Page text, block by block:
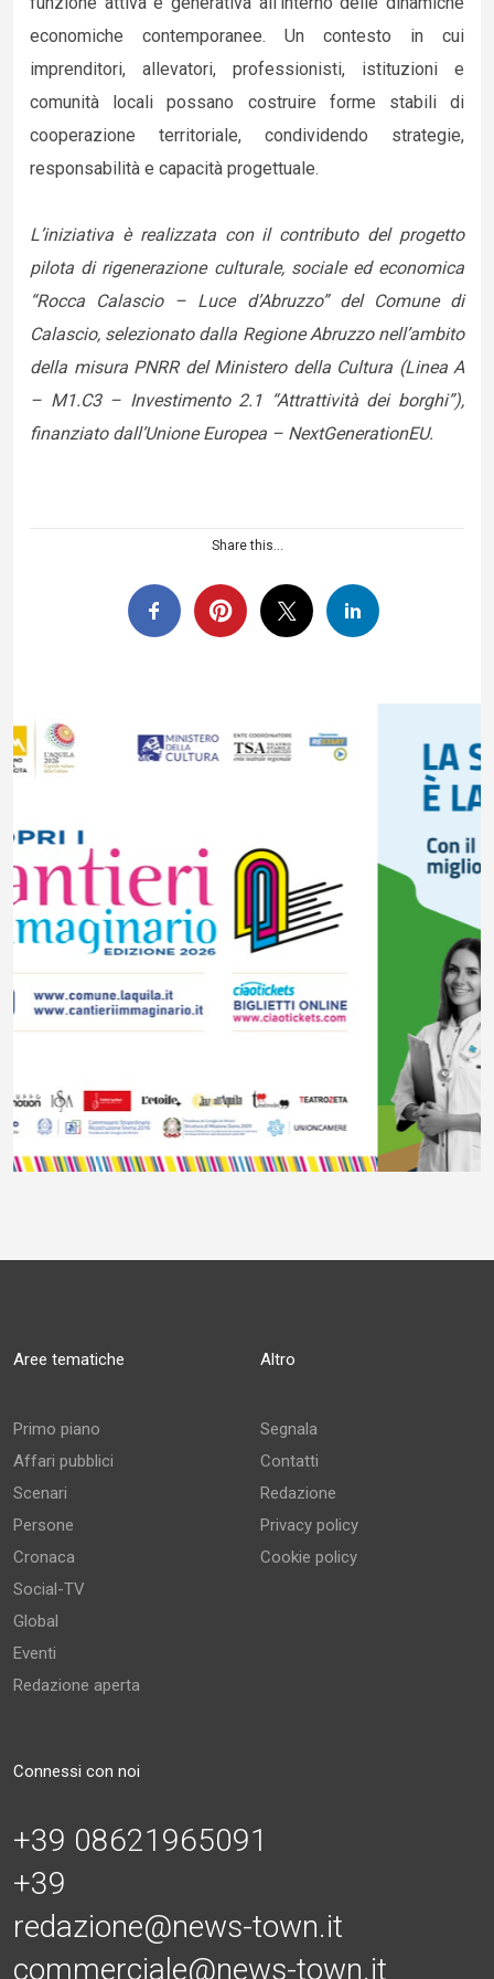
economiche contemporanee. Un contesto in cui
imprenditori, allevatori, professionisti, istituzioni e
comunità locali possano costruire forme stabili di
cooperazione territoriale, condividendo strategie,
responsabilità e capacità progettuale.
L’iniziativa è realizzata con il contributo del progetto
pilota di rigenerazione culturale, sociale ed economica
“Rocca Calascio – Luce d’Abruzzo” del Comune di
Calascio, selezionato dalla Regione Abruzzo nell’ambito
della misura PNRR del Ministero della Cultura (Linea A
– M1.C3 – Investimento 2.1 “Attrattività dei borghi”),
finanziato dall’Unione Europea – NextGenerationEU.
Share this...
Aree tematiche
Primo piano
Affari pubblici
Scenari
Persone
Cronaca
Social-TV
Global
Eventi
Redazione aperta
Altro
Segnala
Contatti
Redazione
Privacy policy
Cookie policy
Connessi con noi
+39 08621965091
+39
redazione@news-town.it
commerciale@news-town.it